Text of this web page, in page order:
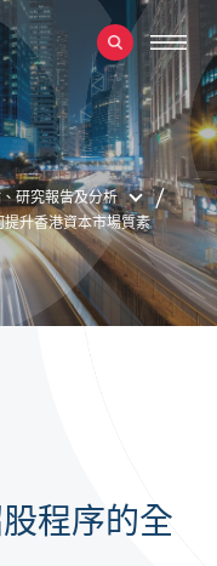
研究報告及分析
提升香港資本市場質素
程序的全